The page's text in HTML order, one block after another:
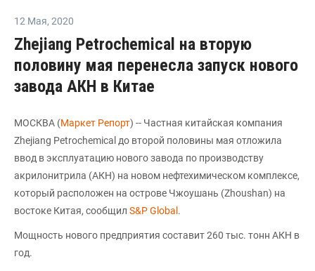
12 Мая, 2020
Zhejiang Petrochemical на вторую
половину мая перенесла запуск нового
завода АКН в Китае
МОСКВА (Маркет Репорт) -- Частная китайская компания
Zhejiang Petrochemical до второй половины мая отложила
ввод в эксплуатацию нового завода по производству
акрилонитрила (АКН) на новом нефтехимическом комплексе,
который расположен на острове Чжоушань (Zhoushan) на
востоке Китая, сообщил S&P Global .
Мощность нового предприятия составит 260 тыс. тонн АКН в
год.